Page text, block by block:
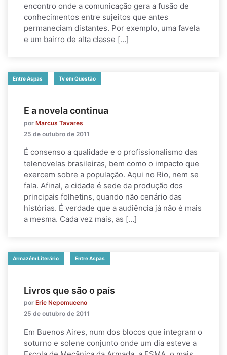
encontro onde a comunicação gera a fusão de
conhecimentos entre sujeitos que antes
permaneciam distantes. Por exemplo, uma favela
e um bairro de alta classe […]
Entre Aspas Tv em Questão
E a novela continua
por Marcus Tavares
25 de outubro de 2011
É consenso a qualidade e o profissionalismo das
telenovelas brasileiras, bem como o impacto que
exercem sobre a população. Aqui no Rio, nem se
fala. Afinal, a cidade é sede da produção dos
principais folhetins, quando não cenário das
histórias. É verdade que a audiência já não é mais
a mesma. Cada vez mais, as […]
Armazém Literário Entre Aspas
Livros que são o país
por Eric Nepomuceno
25 de outubro de 2011
Em Buenos Aires, num dos blocos que integram o
soturno e solene conjunto onde um dia esteve a